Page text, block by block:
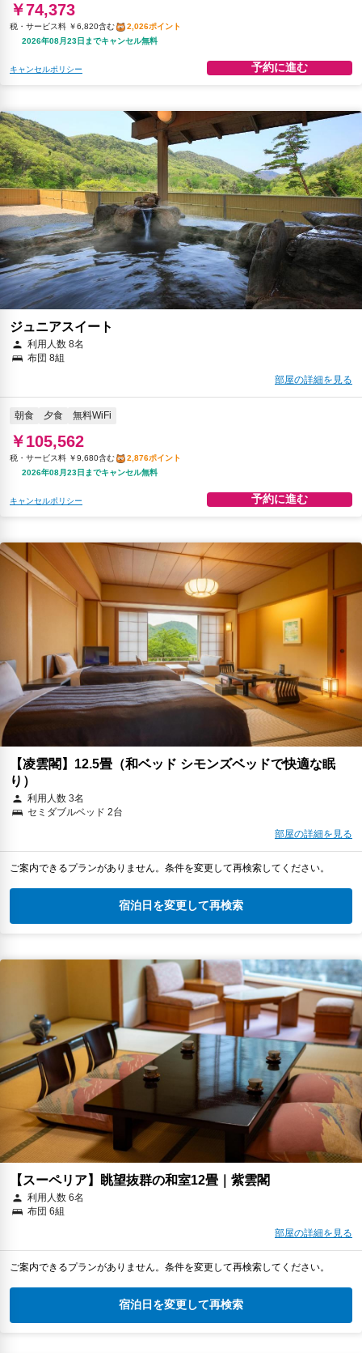
￥74,373
税・サービス料 ￥6,820含む
2,026ポイント
2026年08月23日までキャンセル無料
キャンセルポリシー 予約に進む
ジュニアスイート
利用人数 8名
布団 8組
部屋の詳細を見る
朝食 夕食 無料WiFi
￥105,562
税・サービス料 ￥9,680含む
2,876ポイント
2026年08月23日までキャンセル無料
キャンセルポリシー 予約に進む
【凌雲閣】12.5畳（和ベッド シモンズベッドで快適な眠
り）
利用人数 3名
セミダブルベッド 2台
部屋の詳細を見る
ご案内できるプランがありません。条件を変更して再検索してください。
宿泊日を変更して再検索
【スーペリア】眺望抜群の和室12畳｜紫雲閣
利用人数 6名
布団 6組
部屋の詳細を見る
ご案内できるプランがありません。条件を変更して再検索してください。
宿泊日を変更して再検索